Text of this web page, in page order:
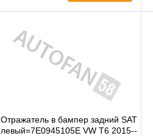
Отражатель в бампер задний SAT
левый=7E0945105E VW T6 2015--